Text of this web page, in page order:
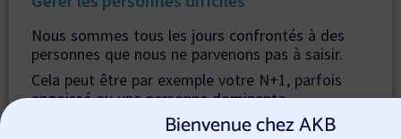
Bienvenue chez AKB
Nous sommes tous les jours confrontés à des
personnes que nous ne parvenons pas à saisir.
Cela peut être par exemple votre N+1, parfois
angoissé ou une personne dominante.
Notre coach de manager vous aide à :